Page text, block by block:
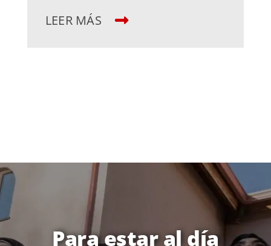
LEER MÁS
Para estar al día